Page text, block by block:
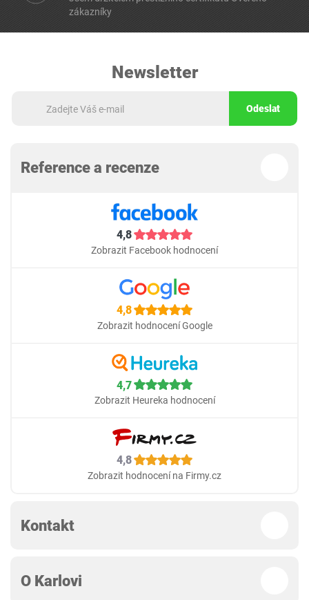
zákazníky
Newsletter
Odeslat
Reference a recenze
4,8
Zobrazit Facebook hodnocení
4,8
Zobrazit hodnocení Google
4,7
Zobrazit Heureka hodnocení
4,8
Zobrazit hodnocení na Firmy.cz
Kontakt
O Karlovi